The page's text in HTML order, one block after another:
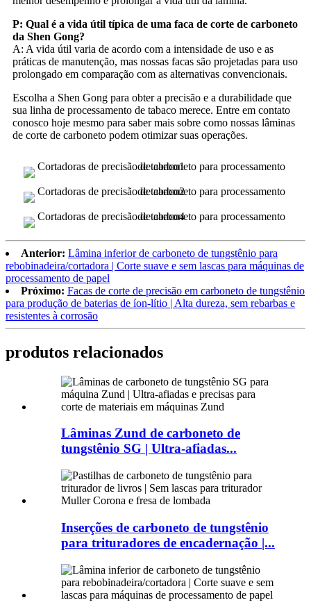
P: Qual é a vida útil típica de uma faca de corte de carboneto
da Shen Gong?
A: A vida útil varia de acordo com a intensidade de uso e as
práticas de manutenção, mas nossas facas são projetadas para uso
prolongado em comparação com as alternativas convencionais.
Escolha a Shen Gong para obter a precisão e a durabilidade que
sua linha de processamento de tabaco merece. Entre em contato
conosco hoje mesmo para saber mais sobre como nossas lâminas
de corte de carboneto podem otimizar suas operações.
Anterior: Lâmina inferior de carboneto de tungstênio para
rebobinadeira/cortadora | Corte suave e sem lascas para máquinas de
processamento de papel
Próximo: Facas de corte de precisão em carboneto de tungstênio
para produção de baterias de íon-lítio | Alta dureza, sem rebarbas e
resistentes à corrosão
produtos relacionados
Lâminas Zund de carboneto de
tungstênio SG | Ultra-afiadas...
Inserções de carboneto de tungstênio
para trituradores de encadernação |...